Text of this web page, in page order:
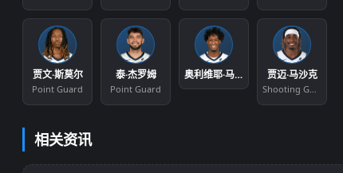
贾文·斯莫尔
Point Guard
泰·杰罗姆
Point Guard
奥利维耶·马克桑斯·普罗斯珀 贾迈·马沙克
Shooting Guard
相关资讯